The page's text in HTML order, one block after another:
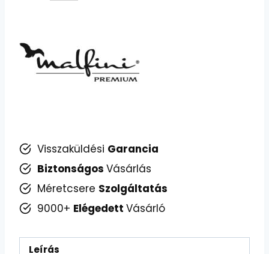
Visszaküldési Garancia
Biztonságos Vásárlás
Méretcsere Szolgáltatás
9000+ Elégedett Vásárló
Leírás